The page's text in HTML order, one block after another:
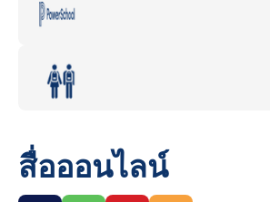
สื่อออนไลน์